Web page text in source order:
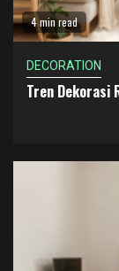
4 min read
DECORATION
Tren Dekorasi